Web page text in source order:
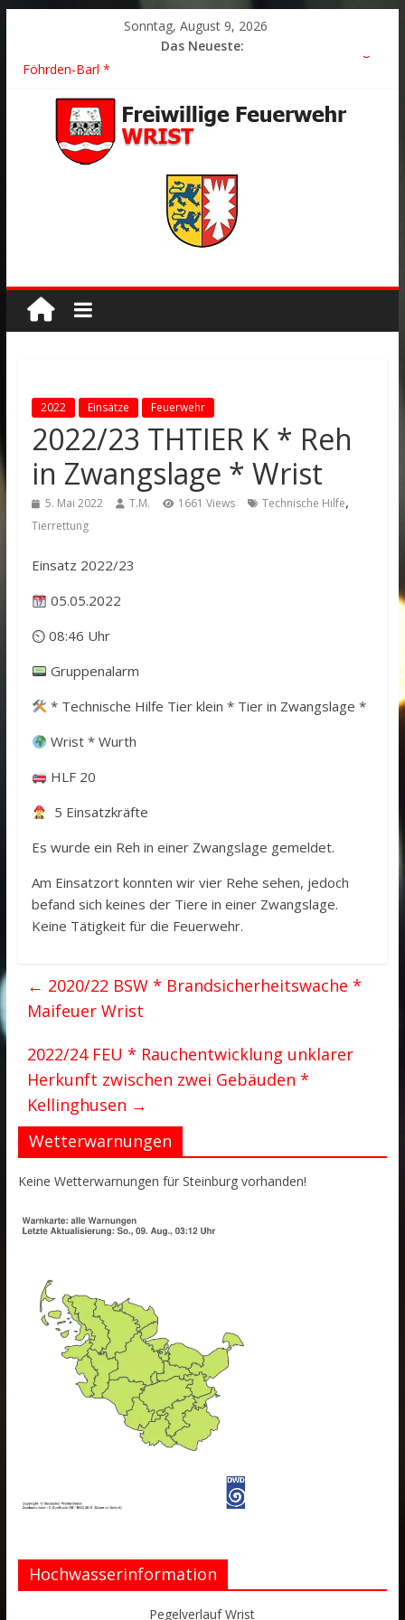
Sonntag, August 9, 2026
Das Neueste:
2026/21 Löschhilfe * FEU WALD * Feuer/Rauchentwicklung *
2026/24 * TH G Y * PKW überschlagen *
2026/23 TH K Y * Person in festsitzendem Aufzug *
2026/22 TH Y * VU * 1 Person klemmt * Hingstheide
Der schönste Einsatz des Jahres 2026
2022 Einsätze Feuerwehr
2022/23 THTIER K * Reh
in Zwangslage * Wrist
5. Mai 2022 T.M. 1661 Views Technische Hilfe,
Tierrettung
Einsatz 2022/23
05.05.2022
⏲ 08:46 Uhr
Gruppenalarm
* Technische Hilfe Tier klein * Tier in Zwangslage *
Wrist * Wurth
HLF 20
5 Einsatzkräfte
Es wurde ein Reh in einer Zwangslage gemeldet.
Am Einsatzort konnten wir vier Rehe sehen, jedoch
befand sich keines der Tiere in einer Zwangslage.
Keine Tätigkeit für die Feuerwehr.
← 2020/22 BSW * Brandsicherheitswache *
Maifeuer Wrist
2022/24 FEU * Rauchentwicklung unklarer
Herkunft zwischen zwei Gebäuden *
Kellinghusen →
Wetterwarnungen
Keine Wetterwarnungen für Steinburg vorhanden!
Hochwasserinformation
Pegelverlauf Wrist